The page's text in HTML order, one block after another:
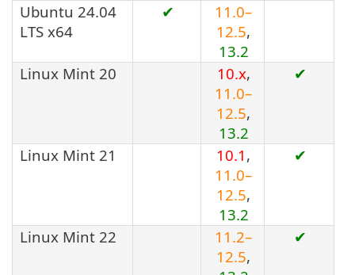
Ubuntu 24.04
LTS x64
✔
11.0–
12.5,
13.2
Linux Mint 20
10.x,
11.0–
12.5,
13.2
✔
Linux Mint 21 10.1 ,
11.0–
12.5,
13.2
✔
Linux Mint 22
11.2–
12.5,
✔